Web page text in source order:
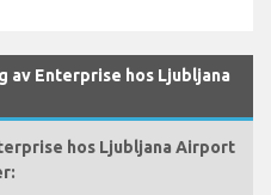
Enterprise hos Ljubljana
hos Ljubljana Airport